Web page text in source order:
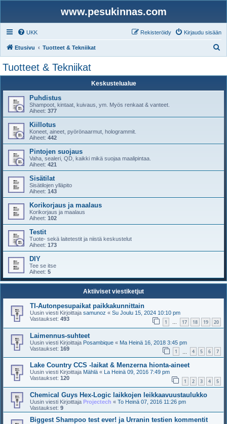
www.pesukinnas.com
UKK Kirjaudu sisään
Rekisteröidy
Etusivu Tuotteet & Tekniikat
Tuotteet & Tekniikat
Keskustelualue
Puhdistus
Shampoot, kintaat, kuivaus, ym. Myös renkaat & vanteet.
Aiheet: 377
Kiillotus
Koneet, aineet, pyörönaarmut, hologrammit.
Aiheet: 442
Pintojen suojaus
Vaha, sealeri, QD, kaikki mikä suojaa maalipintaa.
Aiheet: 421
Sisätilat
Sisätilojen ylläpito
Aiheet: 143
Korikorjaus ja maalaus
Korikorjaus ja maalaus
Aiheet: 102
Testit
Tuote- sekä laitetestit ja niistä keskustelut
Aiheet: 173
DIY
Tee se itse
Aiheet: 5
Aktiiviset viestiketjut
TI-Autonpesupaikat paikkakunnittain
Uusin viesti Kirjoittaja samunoz « Su Joulu 15, 2024 10:10 pm
Vastaukset: 493 1 … 17 18 19 20
Laimennus-suhteet
Uusin viesti Kirjoittaja Posambique « Ma Heinä 16, 2018 3:45 pm
Vastaukset: 169 1 4 5 6 7
Lake Country CCS -laikat & Menzerna hionta-aineet
Uusin viesti Kirjoittaja Mählä «
La Heinä 09, 2016 7:49 pm
Vastaukset: 120 1 2 3 4 5
Chemical Guys Hex-Logic laikkojen leikkaavuustaulukko
Uusin viesti Kirjoittaja Projectech « To Heinä 07, 2016 11:26 pm
Vastaukset: 9
Biggest Shampoo test ever! ja Urranin testien kommentit